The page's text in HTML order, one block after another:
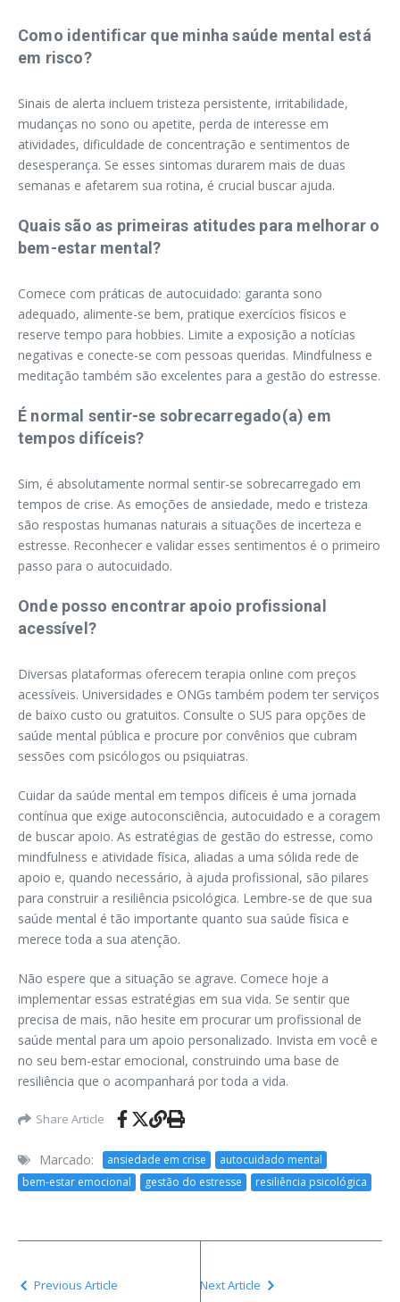
Como identificar que minha saúde mental está
em risco?
Sinais de alerta incluem tristeza persistente, irritabilidade,
mudanças no sono ou apetite, perda de interesse em
atividades, dificuldade de concentração e sentimentos de
desesperança. Se esses sintomas durarem mais de duas
semanas e afetarem sua rotina, é crucial buscar ajuda.
Quais são as primeiras atitudes para melhorar o
bem-estar mental?
Comece com práticas de autocuidado: garanta sono
adequado, alimente-se bem, pratique exercícios físicos e
reserve tempo para hobbies. Limite a exposição a notícias
negativas e conecte-se com pessoas queridas. Mindfulness e
meditação também são excelentes para a gestão do estresse.
É normal sentir-se sobrecarregado(a) em
tempos difíceis?
Sim, é absolutamente normal sentir-se sobrecarregado em
tempos de crise. As emoções de ansiedade, medo e tristeza
são respostas humanas naturais a situações de incerteza e
estresse. Reconhecer e validar esses sentimentos é o primeiro
passo para o autocuidado.
Onde posso encontrar apoio profissional
acessível?
Diversas plataformas oferecem terapia online com preços
acessíveis. Universidades e ONGs também podem ter serviços
de baixo custo ou gratuitos. Consulte o SUS para opções de
saúde mental pública e procure por convênios que cubram
sessões com psicólogos ou psiquiatras.
Cuidar da saúde mental em tempos difíceis é uma jornada
contínua que exige autoconsciência, autocuidado e a coragem
de buscar apoio. As estratégias de gestão do estresse, como
mindfulness e atividade física, aliadas a uma sólida rede de
apoio e, quando necessário, à ajuda profissional, são pilares
para construir a resiliência psicológica. Lembre-se de que sua
saúde mental é tão importante quanto sua saúde física e
merece toda a sua atenção.
Não espere que a situação se agrave. Comece hoje a
implementar essas estratégias em sua vida. Se sentir que
precisa de mais, não hesite em procurar um profissional de
saúde mental para um apoio personalizado. Invista em você e
no seu bem-estar emocional, construindo uma base de
resiliência que o acompanhará por toda a vida.
Share Article
Marcado: ansiedade em crise
autocuidado mental
bem-estar emocional
gestão do estresse resiliência psicológica
Previous Article Next Article